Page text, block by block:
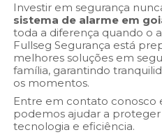
Investir em segurança
sistema de alarme em
toda a diferença quando o
Fullseg Segurança está
melhores soluções em
família, garantindo
os momentos.
Entre em contato conosco
podemos ajudar a
tecnologia e eficiência.